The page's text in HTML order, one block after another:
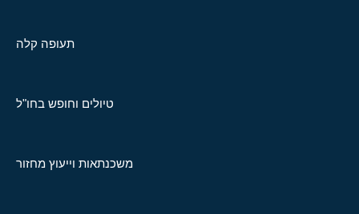
תעופה קלה
טיולים וחופש בחו"ל
משכנתאות וייעוץ מחזור